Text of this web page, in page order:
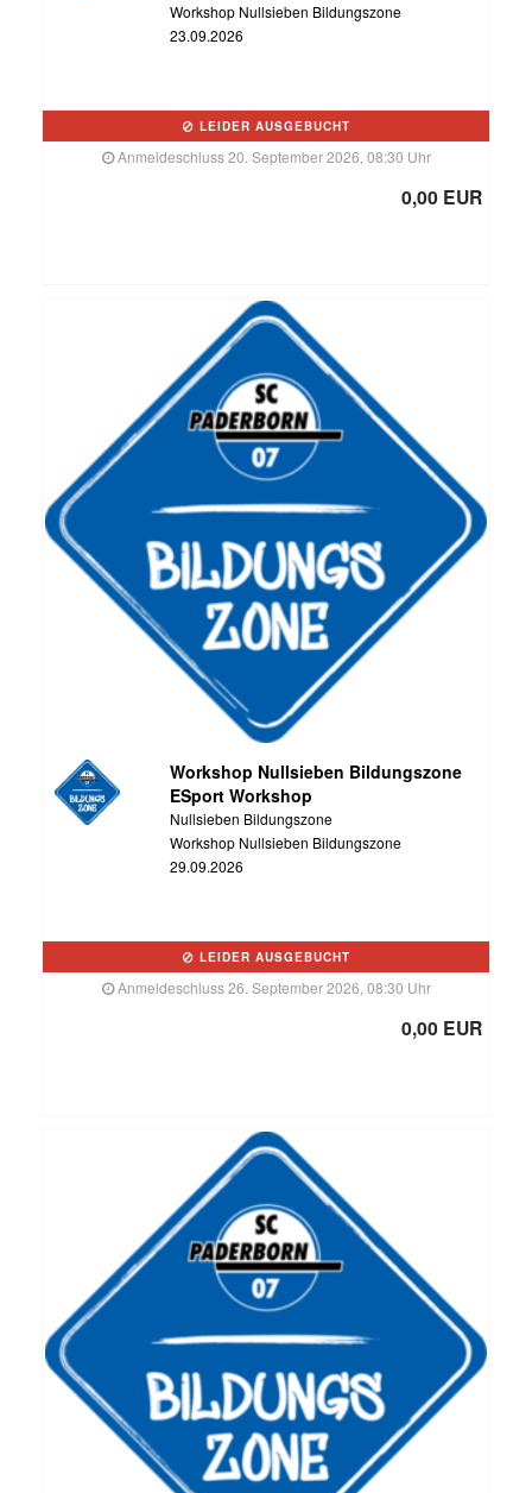
Workshop Nullsieben Bildungszone
23.09.2026
LEIDER AUSGEBUCHT
Anmeldeschluss 20. September 2026, 08:30 Uhr
0,00 EUR
Workshop Nullsieben Bildungszone
ESport Workshop
Nullsieben Bildungszone
Workshop Nullsieben Bildungszone
29.09.2026
LEIDER AUSGEBUCHT
Anmeldeschluss 26. September 2026, 08:30 Uhr
0,00 EUR